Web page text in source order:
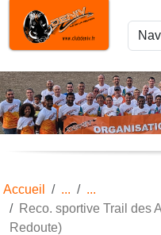
Accueil
Reco. sportive Trail des
Redoute)
Panneau de gestion des